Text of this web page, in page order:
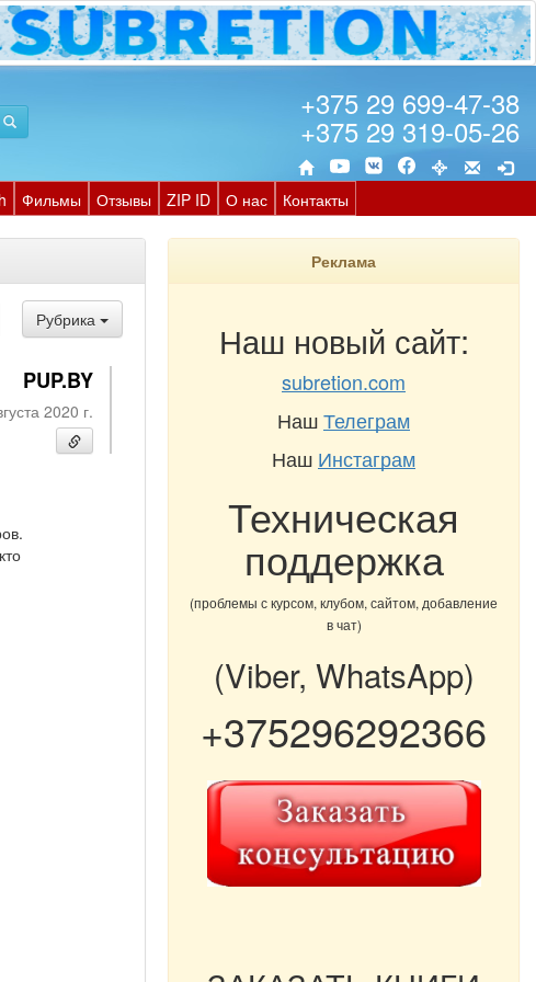
+375 29 699-47-38
+375 29 319-05-26
Фильмы Отзывы ZIP ID О нас Контакты
Рубрика
PUP.BY
2020 г.
Реклама
Наш новый сайт:
subretion.com
НашТелеграм
Наш Инстаграм
Техническая
поддержка
(проблемы с курсом, клубом, сайтом, добавление
в чат)
(Viber, WhatsApp)
+375296292366